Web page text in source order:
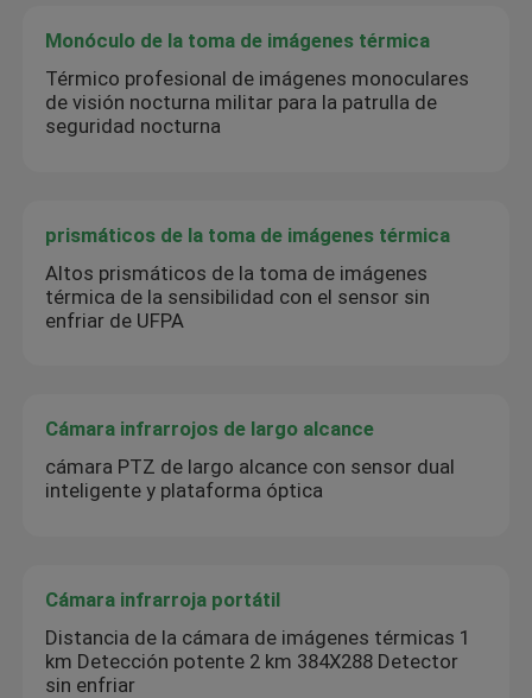
Monóculo de la toma de imágenes térmica
Térmico profesional de imágenes monoculares
de visión nocturna militar para la patrulla de
seguridad nocturna
prismáticos de la toma de imágenes térmica
Altos prismáticos de la toma de imágenes
térmica de la sensibilidad con el sensor sin
enfriar de UFPA
Cámara infrarrojos de largo alcance
cámara PTZ de largo alcance con sensor dual
inteligente y plataforma óptica
Cámara infrarroja portátil
Distancia de la cámara de imágenes térmicas 1
km Detección potente 2 km 384X288 Detector
sin enfriar